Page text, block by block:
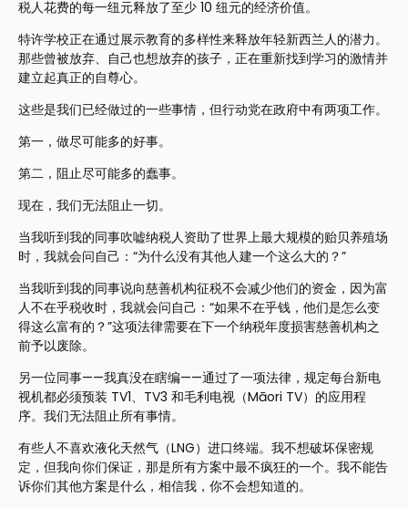
税人花费的每一纽元释放了至少 10 纽元的经济价值。
特许学校正在通过展示教育的多样性来释放年轻新西兰人的潜力。
那些曾被放弃、自己也想放弃的孩子，正在重新找到学习的激情并
建立起真正的自尊心。
这些是我们已经做过的一些事情，但行动党在政府中有两项工作。
第一，做尽可能多的好事。
第二，阻止尽可能多的蠢事。
现在，我们无法阻止一切。
当我听到我的同事吹嘘纳税人资助了世界上最大规模的贻贝养殖场
时，我就会问自己：“为什么没有其他人建一个这么大的？”
当我听到我的同事说向慈善机构征税不会减少他们的资金，因为富
人不在乎税收时，我就会问自己：“如果不在乎钱，他们是怎么变
得这么富有的？”这项法律需要在下一个纳税年度损害慈善机构之
前予以废除。
另一位同事——我真没在瞎编——通过了一项法律，规定每台新电
视机都必须预装 TV1、TV3 和毛利电视（Māori TV）的应用程
序。我们无法阻止所有事情。
有些人不喜欢液化天然气（LNG）进口终端。我不想破坏保密规
定，但我向你们保证，那是所有方案中最不疯狂的一个。我不能告
诉你们其他方案是什么，相信我，你不会想知道的。